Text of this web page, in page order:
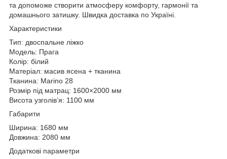
та допоможе створити атмосферу комфорту, гармонії та
домашнього затишку. Швидка доставка по Україні.
Характеристики
Тип: двоспальне ліжко
Модель: Прага
Колір: білий
Матеріал: масив ясена + тканина
Тканина: Marino 28
Розмір під матрац: 1600×2000 мм
Висота узголів’я: 1100 мм
Габарити
Ширина: 1680 мм
Довжина: 2080 мм
Додаткові параметри